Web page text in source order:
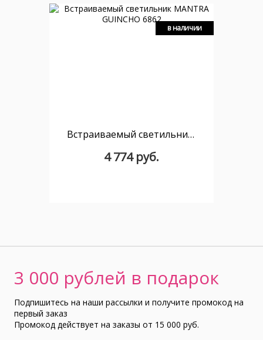
в наличии
Встраиваемый светильник MANTRA GUINCHO 6862
4 774 руб.
3 000 рублей в подарок
Подпишитесь на наши рассылки и получите промокод на
первый заказ
Промокод действует на заказы от 15 000 руб.